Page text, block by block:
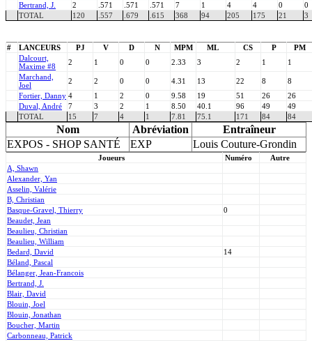
Bertrand, J.
2 .571 .571 .571 7 1 4 4 0
0
TOTAL
120 .557 .679 .615 368 94 205 175 21 3
# LANCEURS PJ V D N MPM ML CS P
PM
Dalcourt,
Maxime #8
2 1 0 0 2.33 3 2 1
1
Marchand,
Joel
2 2 0 0 4.31 13 22 8
8
Fortier, Danny 4 1 2 0 9.58 19 51 26
26
Duval, André
7 3 2 1 8.50 40.1 96 49
49
TOTAL
15 7 4 1 7.81 75.1 171 84 84
Nom Abréviation
Entraîneur
EXPOS - SHOP SANTÉ
EXP Louis Couture-Grondin
Joueurs Numéro
Autre
A, Shawn
Alexander, Yan
Asselin, Valérie
B, Christian
Basque-Gravel, Thierry
0
Beaudet, Jean
Beaulieu, Christian
Beaulieu, William
Bedard, David
14
Béland, Pascal
Bélanger, Jean-Francois
Bertrand, J.
Blair, David
Blouin, Joel
Blouin, Jonathan
Boucher, Martin
Carbonneau, Patrick